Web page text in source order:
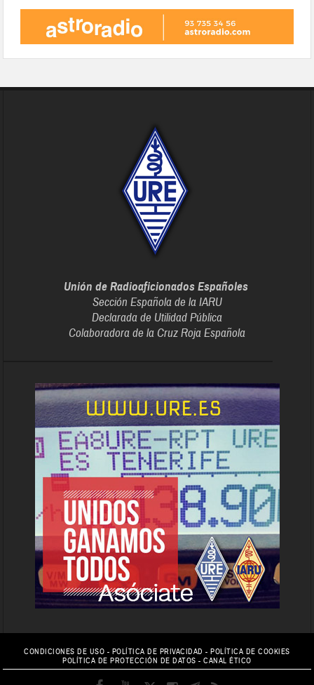
Unión de Radioaficionados Españoles
Sección Española de la IARU
Declarada de Utilidad Pública
Colaboradora de la Cruz Roja Española
CONDICIONES DE USO - POLÍTICA DE PRIVACIDAD -POLÍTICA DE COOKIES
POLÍTICA DE PROTECCIÓN DE DATOS -CANAL ÉTICO